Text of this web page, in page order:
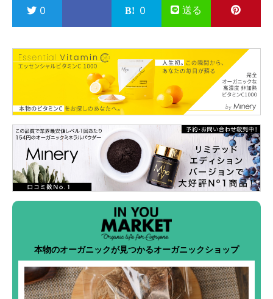
0 0 送る
本物のオーガニックが見つかるオーガニックショップ